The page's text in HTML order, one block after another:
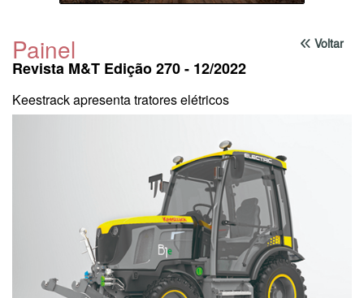
Voltar
Painel
Revista M&T Edição 270 - 12/2022
Keestrack apresenta tratores elétricos